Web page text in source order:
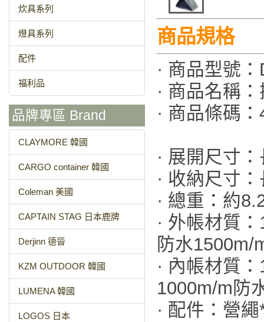
炊具系列
燈具系列
配件
福利品
品牌專區 Brand
CLAYMORE 韓國
CARGO container 韓國
Coleman 美國
CAPTAIN STAG 日本鹿牌
Derjinn 德晉
KZM OUTDOOR 韓國
LUMENA 韓國
LOGOS 日本
商品規格
· 商品型號
· 商品名稱
· 商品條碼
· 展開尺寸
· 收納尺寸
· 總重：約
· 外帳材質
防水1500m/
· 內帳材質
1000m/m防
· 配件：營